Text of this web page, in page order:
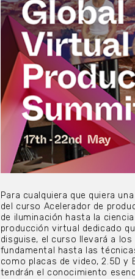
Para cualquiera que quiera
del curso Acelerador de
de iluminación hasta la
producción virtual dedicado
disguise, el curso llevará a
fundamental hasta las
como placas de video, 2.5D y
tendrán el conocimiento